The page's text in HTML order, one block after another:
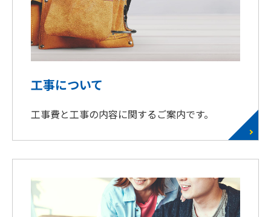
工事について
工事費と工事の内容に関するご案内です。